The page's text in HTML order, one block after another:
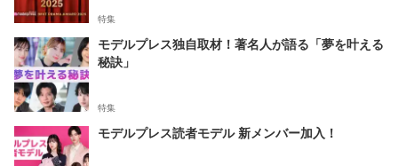
特集
モデルプレス独自取材！著名人が語る「夢を叶える
秘訣」
特集
モデルプレス読者モデル 新メンバー加入！